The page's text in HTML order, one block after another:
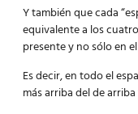
Y también que cada
equivalente a los
presente y no sólo en
Es decir, en todo el
más arriba del de